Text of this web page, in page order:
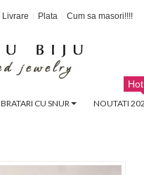
Livrare Plata Cum sa masori!!!!
BRATARI CU SNUR NOUTATI